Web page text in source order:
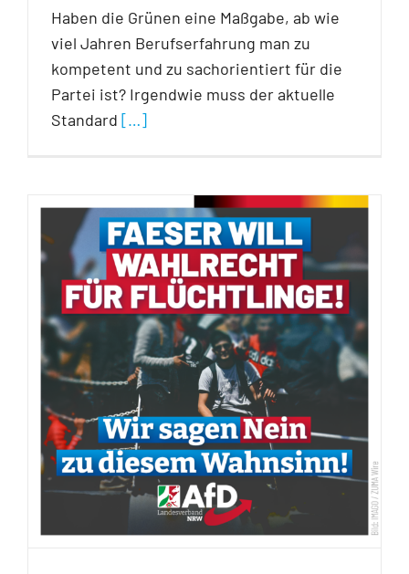
Haben die Grünen eine Maßgabe, ab wie
viel Jahren Berufserfahrung man zu
kompetent und zu sachorientiert für die
Partei ist? Irgendwie muss der aktuelle
Standard […]